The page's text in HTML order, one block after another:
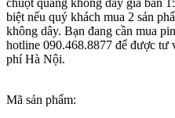
biệt nếu quý khách mua 2 sản
không dây. Bạn đang cần mua
hotline 090.468.8877 để được tư
phí Hà Nội.
Mã sản phẩm: